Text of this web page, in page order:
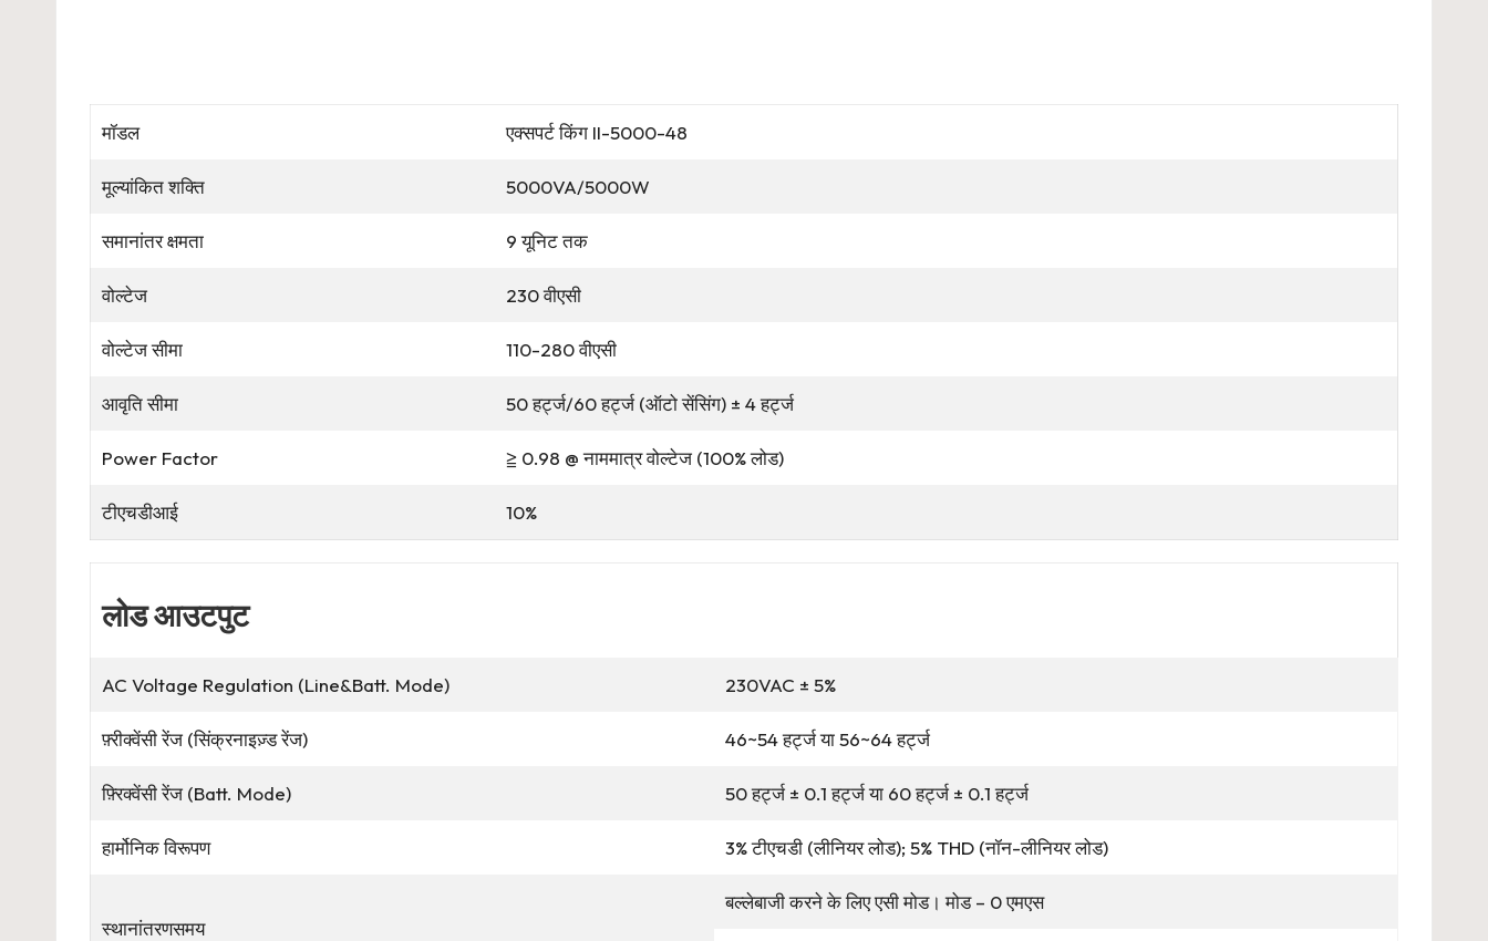
मॉडल एक्सपर्ट किंग II-5000-48
मूल्यांकित शक्ति 5000VA/5000W
समानांतर क्षमता 9 यूनिट तक
वोल्टेज 230 वीएसी
वोल्टेज सीमा 110-280 वीएसी
आवृति सीमा 50 हर्ट्ज/60 हर्ट्ज (ऑटो सेंसिंग) ± 4 हर्ट्ज
Power Factor ≧ 0.98 @ नाममात्र वोल्टेज (100% लोड)
टीएचडीआई 10%
लोड आउटपुट
AC Voltage Regulation (Line&Batt. Mode) 230VAC ± 5%
फ़्रीक्वेंसी रेंज (सिंक्रनाइज़्ड रेंज) 46~54 हर्ट्ज या 56~64 हर्ट्ज
फ़्रिक्वेंसी रेंज (Batt. Mode) 50 हर्ट्ज ± 0.1 हर्ट्ज या 60 हर्ट्ज ± 0.1 हर्ट्ज
हार्मोनिक विरूपण 3% टीएचडी (लीनियर लोड); 5% THD (नॉन-लीनियर लोड)
स्थानांतरणसमय
बल्लेबाजी करने के लिए एसी मोड। मोड – 0 एमएस